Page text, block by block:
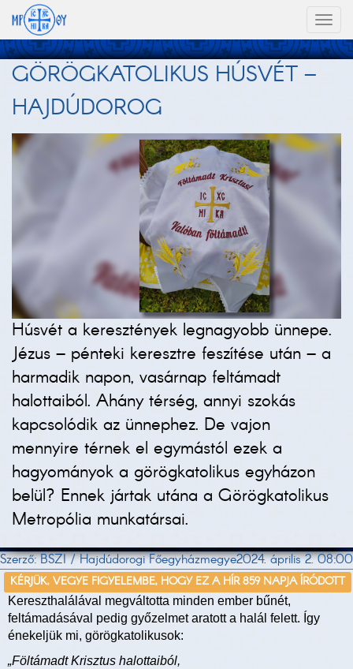
GÖRÖGKATOLIKUS HÚSVÉT –
HAJDÚDOROG
Húsvét a keresztények legnagyobb ünnepe.
Jézus – pénteki keresztre feszítése után – a
harmadik napon, vasárnap feltámadt
halottaiból. Ahány térség, annyi szokás
kapcsolódik az ünnephez. De vajon
mennyire térnek el egymástól ezek a
hagyományok a görögkatolikus egyházon
belül? Ennek jártak utána a Görögkatolikus
Metropólia munkatársai.
Szerző: BSZI / Hajdúdorogi Főegyházmegye2024. április 2. 08:00
KÉRJÜK, VEGYE FIGYELEMBE, HOGY EZ A HÍR 859 NAPJA ÍRÓDOTT
Kereszthalálával megváltotta minden ember bűnét,
feltámadásával pedig győzelmet aratott a halál felett. Így
énekeljük mi, görögkatolikusok:
„Föltámadt Krisztus halottaiból,